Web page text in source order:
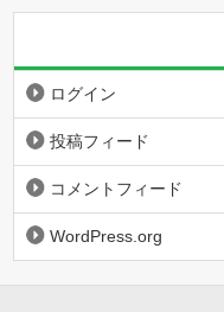
ログイン
投稿フィード
コメントフィード
WordPress.org